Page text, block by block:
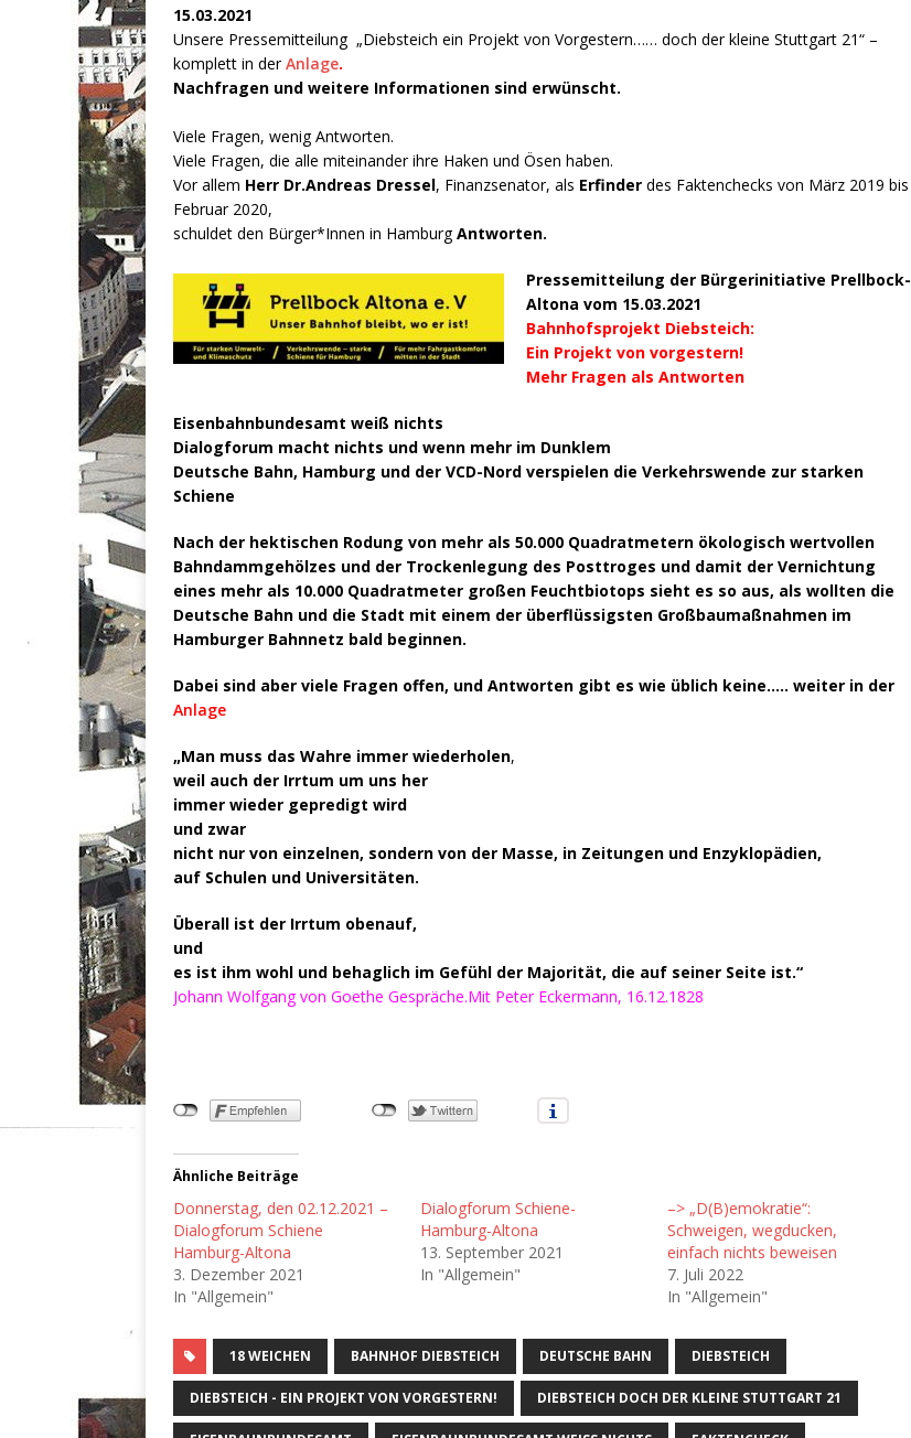
15.03.2021
Unsere Pressemitteilung „Diebsteich ein Projekt von Vorgestern…… doch der kleine Stuttgart 21“ –
komplett in derAnlage.
Nachfragen und weitere Informationen sind erwünscht.
Viele Fragen, wenig Antworten.
Viele Fragen, die alle miteinander ihre Haken und Ösen haben.
Vor allem Herr Dr.Andreas Dressel, Finanzsenator, als Erfinder des Faktenchecks von März 2019 bis
Februar 2020,
schuldet den Bürger*Innen in HamburgAntworten.
Pressemitteilung der Bürgerinitiative Prellbock-
Altona vom 15.03.2021
Bahnhofsprojekt Diebsteich:
Ein Projekt von vorgestern!
Mehr Fragen als Antworten
Eisenbahnbundesamt weiß nichts
Dialogforum macht nichts und wenn mehr im Dunklem
Deutsche Bahn, Hamburg und der VCD-Nord verspielen die Verkehrswende zur starken
Schiene
Nach der hektischen Rodung von mehr als 50.000 Quadratmetern ökologisch wertvollen
Bahndammgehölzes und der Trockenlegung des Posttroges und damit der Vernichtung
eines mehr als 10.000 Quadratmeter großen Feuchtbiotops sieht es so aus, als wollten die
Deutsche Bahn und die Stadt mit einem der überflüssigsten Großbaumaßnahmen im
Hamburger Bahnnetz bald beginnen.
Dabei sind aber viele Fragen offen, und Antworten gibt es wie üblich keine….. weiter in der
Anlage
„Man muss das Wahre immer wiederholen,
weil auch der Irrtum um uns her
immer wieder gepredigt wird
und zwar
nicht nur von einzelnen, sondern von der Masse, in Zeitungen und Enzyklopädien,
auf Schulen und Universitäten.
Überall ist der Irrtum obenauf,
und
es ist ihm wohl und behaglich im Gefühl der Majorität, die auf seiner Seite ist.“
Johann Wolfgang von Goethe Gespräche.Mit Peter Eckermann, 16.12.1828
Ähnliche Beiträge
Donnerstag, den 02.12.2021 –
Dialogforum Schiene
Hamburg-Altona
3. Dezember 2021
In "Allgemein"
Dialogforum Schiene-
Hamburg-Altona
13. September 2021
In "Allgemein"
–> „D(B)emokratie“:
Schweigen, wegducken,
einfach nichts beweisen
7. Juli 2022
In "Allgemein"
18 WEICHEN BAHNHOF DIEBSTEICH DEUTSCHE BAHN DIEBSTEICH
DIEBSTEICH - EIN PROJEKT VON VORGESTERN! DIEBSTEICH DOCH DER KLEINE STUTTGART 21